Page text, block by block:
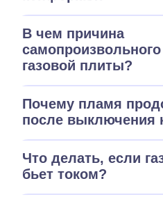
В чем причина
газовой плиты?
Почему пламя
после выключения
Что делать, если
бьет током?